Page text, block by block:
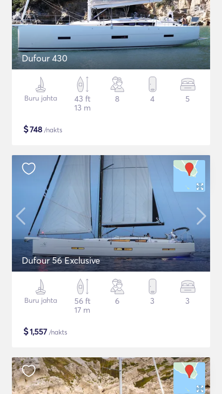
Dufour 430
Buru jahta
43 ft
13 m
8 4 5
$748 /nakts
Dufour 56 Exclusive
Buru jahta
56 ft
17 m
6 3 3
$1,557 /nakts